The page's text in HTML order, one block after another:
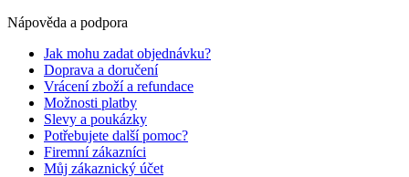
Nápověda a podpora
Jak mohu zadat objednávku?
Doprava a doručení
Vrácení zboží a refundace
Možnosti platby
Slevy a poukázky
Potřebujete další pomoc?
Firemní zákazníci
Můj zákaznický účet